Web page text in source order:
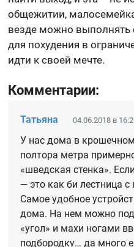
общежитии,
везде можно выполнять
для похудения в
идти к своей мечте.
Комментарии:
Татьяна 04.06.2018 в
У нас дома в
полтора метра
«шведская стенка».
— это как би лестница
Самое удобное
дома. На нем можно
«угол» и махи ногами
подбородку… да много